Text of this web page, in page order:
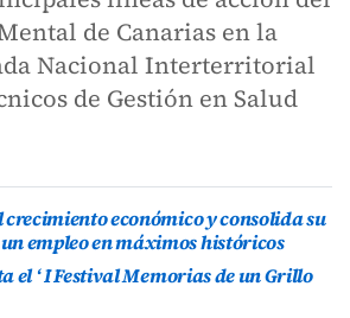
de Canarias en la
Nacional Interterritorial
de Gestión en Salud
económico y consolida su
empleo en máximos históricos
el ‘ I Festival Memorias de un Grillo